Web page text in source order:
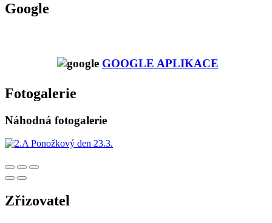
Google
GOOGLE APLIKACE
Fotogalerie
Náhodná fotogalerie
Zřizovatel